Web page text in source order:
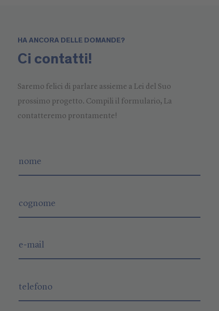
HA ANCORA DELLE DOMANDE?
Ci contatti!
Saremo felici di parlare assieme a Lei del Suo
prossimo progetto. Compili il formulario, La
contatteremo prontamente!